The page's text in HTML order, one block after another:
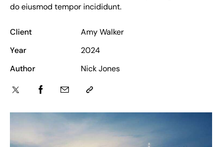
do eiusmod tempor incididunt.
Client
Amy Walker
Year
2024
Author
Nick Jones